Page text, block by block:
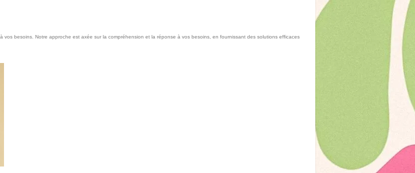
vos besoins. Notre approche est axée sur la compréhension et la réponse à vos besoins, en fournissant des solutions efficaces